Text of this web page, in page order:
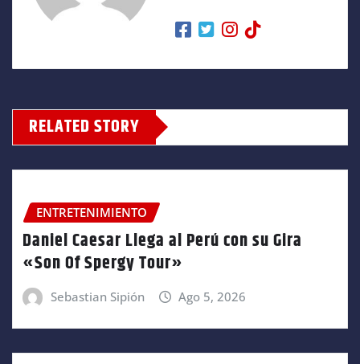
RELATED STORY
ENTRETENIMIENTO
Daniel Caesar Llega al Perú con su Gira
«Son Of Spergy Tour»
Sebastian Sipión Ago 5, 2026